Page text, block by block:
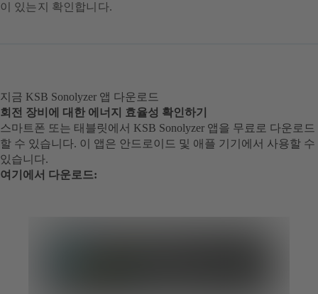
이 있는지 확인합니다.
지금 KSB Sonolyzer 앱 다운로드
회전 장비에 대한 에너지 효율성 확인하기
스마트폰 또는 태블릿에서 KSB Sonolyzer 앱을 무료로 다운로드
할 수 있습니다. 이 앱은 안드로이드 및 애플 기기에서 사용할 수
있습니다.
여기에서 다운로드: